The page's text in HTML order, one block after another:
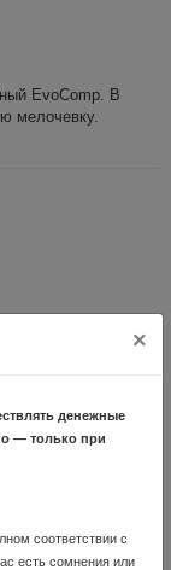
EvoComp. В
мелочевку.
(арт.836),
×
денежные
— только при
соответствии с
есть сомнения или